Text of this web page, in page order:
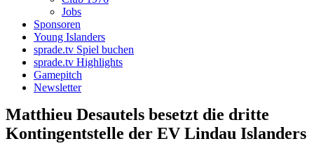
Jobs
Sponsoren
Young Islanders
sprade.tv Spiel buchen
sprade.tv Highlights
Gamepitch
Newsletter
Matthieu Desautels besetzt die dritte
Kontingentstelle der EV Lindau Islanders